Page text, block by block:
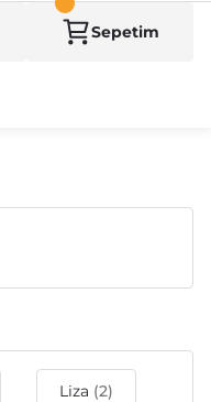
Sepetim
Liza (2)